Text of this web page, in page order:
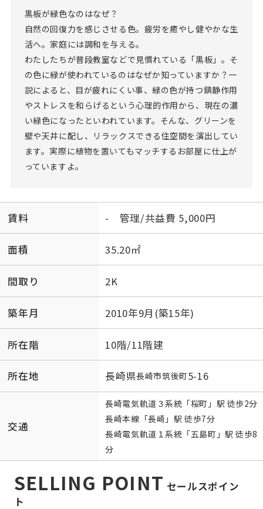
黒板が緑色なのはなぜ？
自然の回復力を感じさせる色。疲労を癒やし健やかな生
活へ。家庭には調和を与える。
わたしたちが普段教室などで見慣れている「黒板」。そ
の色に緑が使われているのはなぜか知っていますか？一
説によると、目が疲れにくい事、緑の色が持つ鎮静作用
やストレスを和らげるという心理的作用から、現在の濃
い緑色になったといわれています。そんな、グリーンを
壁や天井に配し、リラックスできる住空間を演出してい
ます。実際に植物を置いてもマッチするお部屋に仕上が
っていますよ。
賃料 - 管理/共益費 5,000円
面積 35.20㎡
間取り 2K
築年月 2010年9月(築15年)
所在階 10階/11階建
所在地 長崎県長崎市筑後町5-16
交通
長崎電気軌道３系統 「桜町 」駅 徒歩2分
長崎本線 「長崎 」駅 徒歩7分
長崎電気軌道１系統 「五島町 」駅 徒歩8
分
SELLING POINT セールスポイン
ト